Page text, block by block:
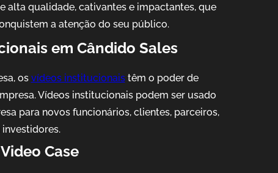
alta qualidade, cativantes e impactantes, que
a atenção do seu público.
em Cândido Sales
os vídeos institucionaistêm o poder de
Vídeos institucionais podem ser usado
para novos funcionários, clientes, parceiros,
Case